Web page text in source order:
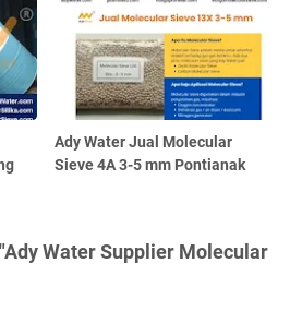
Ady Water Jual Molecular
Sieve 4A 3-5 mm Pontianak
Water Supplier Molecular